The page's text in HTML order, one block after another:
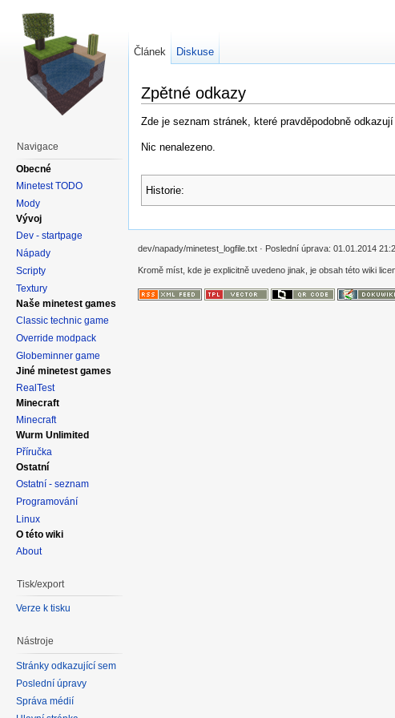
Zpětné odkazy
Zde je seznam stránek, které pravděpodobně
Nic nenalezeno.
Historie:
Článek Diskuse
Navigace
Obecné
Minetest TODO
Mody
Vývoj
Dev - startpage
Nápady
Scripty
Textury
Naše minetest games
Classic technic game
Override modpack
Globeminner game
Jiné minetest games
RealTest
Minecraft
Minecraft
Wurm Unlimited
Příručka
Ostatní
Ostatní - seznam
Programování
Linux
O této wiki
About
Tisk/export
Verze k tisku
Nástroje
Stránky odkazující sem
Poslední úpravy
Správa médií
dev/napady/minetest_logfile.txt · Poslední úprava: 01.01.2014
Kromě míst, kde je explicitně uvedeno jinak, je obsah této wiki